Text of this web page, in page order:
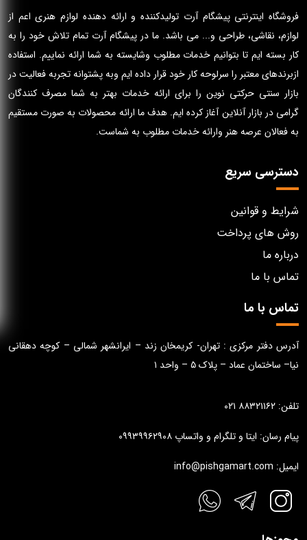
فروشگاه اینترنتی پیشگام آرت تولیدکننده و ارائه دهنده لوازم هنری اعم از
لوازم، نقاشی، طراحی و... می باشد. ما در پیشگام آرت تمام تلاش خود را به
کار بسته ایم تا بتوانیم خدمات مطلوب وشایسته به شما ارائه نماییم. استفاده
ازبرندهای معتبر را سرلوحه کار خود قرار داده ایم وبه پشتوانه تجربه فعالیت در
بازار سنتی حرکتی نوین را برای ارائه خدمات بهتر به شما مصرف کنندگان
گرامی در بازار آنلاین آغاز کرده ایم. هدف ما ارائه محصولات به صورت مستقیم
به فعالان عرصه هنر وارائه خدمات مطلوب به شماست.
دسترسی سریع
شرایط و قوانین
روش های پرداخت
درباره ما
تماس با ما
تماس با ما
آدرس دفتر مرکزی : تهران- کریمخان زند – ایرانشهر شمالی – کوچه دهقانی
نیا– ساختمان عماد – پلاک ۵ – واحد ۱
تلفن: ۸۸۳۲۱۱۶۲ ۰۲۱
پیام رسان: ایتا و تلگرام و واتساپ ۰۹۹۳۹۹۶۲۹۰۸
ایمیل: info@pishgamart.com